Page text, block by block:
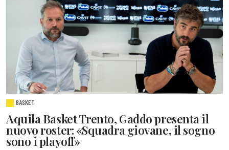
BASKET
Aquila Basket Trento, Gaddo presenta il
nuovo roster: «Squadra giovane, il sogno
sono i playoff»